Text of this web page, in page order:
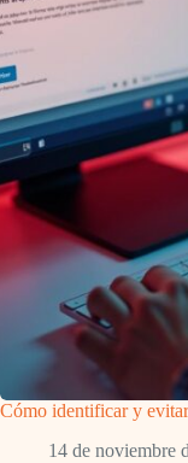
Cómo identificar y
14 de noviembre